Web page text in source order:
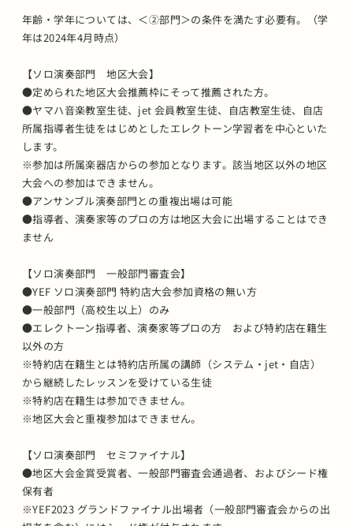
年齢・学年については、＜②部門＞の条件を満たす必要有。（学
年は2024年4月時点）
【ソロ演奏部門 地区大会】
●定められた地区大会推薦枠にそって推薦された方。
●ヤマハ音楽教室生徒、jet 会員教室生徒、自店教室生徒、自店
所属指導者生徒をはじめとしたエレクトーン学習者を中心といた
します。
※参加は所属楽器店からの参加となります。該当地区以外の地区
大会への参加はできません。
●アンサンブル演奏部門との重複出場は可能
●指導者、演奏家等のプロの方は地区大会に出場することはでき
ません
【ソロ演奏部門 一般部門審査会】
●YEF ソロ演奏部門 特約店大会参加資格の無い方
●一般部門（高校生以上）のみ
●エレクトーン指導者、演奏家等プロの方 および特約店在籍生
以外の方
※特約店在籍生とは特約店所属の講師（システム・jet・自店）
から継続したレッスンを受けている生徒
※特約店在籍生は参加できません。
※地区大会と重複参加はできません。
【ソロ演奏部門 セミファイナル】
●地区大会金賞受賞者、一般部門審査会通過者、およびシード権
保有者
※YEF2023 グランドファイナル出場者（一般部門審査会からの出